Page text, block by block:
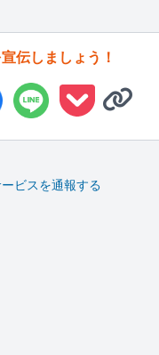
伝しましょう！
ビスを通報する